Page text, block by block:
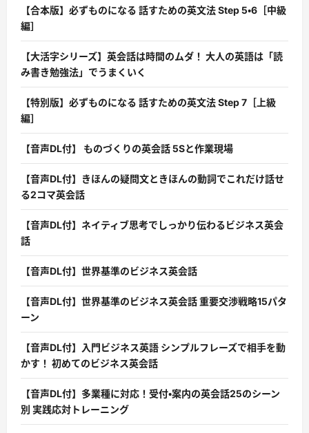
【合本版】必ずものになる 話すための英文法 Step 5・6［中級
編］
【大活字シリーズ】英会話は時間のムダ！ 大人の英語は「読
み書き勉強法」でうまくいく
【特別版】必ずものになる 話すための英文法 Step 7［上級
編］
【音声DL付】 ものづくりの英会話 5Sと作業現場
【音声DL付】きほんの疑問文ときほんの動詞でこれだけ話せ
る2コマ英会話
【音声DL付】ネイティブ思考でしっかり伝わるビジネス英会
話
【音声DL付】世界基準のビジネス英会話
【音声DL付】世界基準のビジネス英会話 重要交渉戦略15パタ
ーン
【音声DL付】入門ビジネス英語 シンプルフレーズで相手を動
かす！ 初めてのビジネス英会話
【音声DL付】多業種に対応！受付・案内の英会話25のシーン
別 実践応対トレーニング